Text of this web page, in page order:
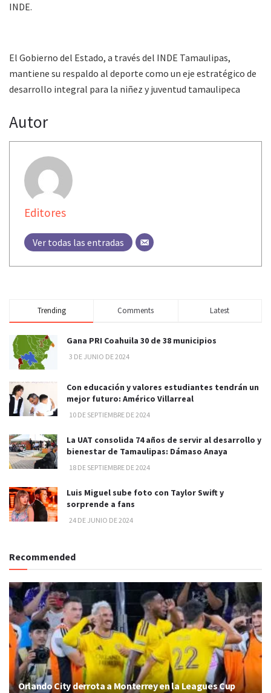
INDE.
El Gobierno del Estado, a través del INDE Tamaulipas,
mantiene su respaldo al deporte como un eje estratégico de
desarrollo integral para la niñez y juventud tamaulipeca
Autor
Editores
Ver todas las entradas
Trending Comments Latest
Gana PRI Coahuila 30 de 38 municipios
3 DE JUNIO DE 2024
Con educación y valores estudiantes tendrán un
mejor futuro: Américo Villarreal
10 DE SEPTIEMBRE DE 2024
La UAT consolida 74 años de servir al desarrollo y
bienestar de Tamaulipas: Dámaso Anaya
18 DE SEPTIEMBRE DE 2024
Luis Miguel sube foto con Taylor Swift y
sorprende a fans
24 DE JUNIO DE 2024
Recommended
Orlando City derrota a Monterrey en la Leagues Cup